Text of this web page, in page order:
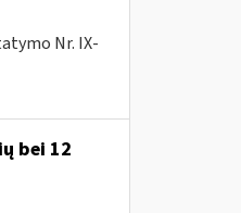
Nr. IX-
bei 12